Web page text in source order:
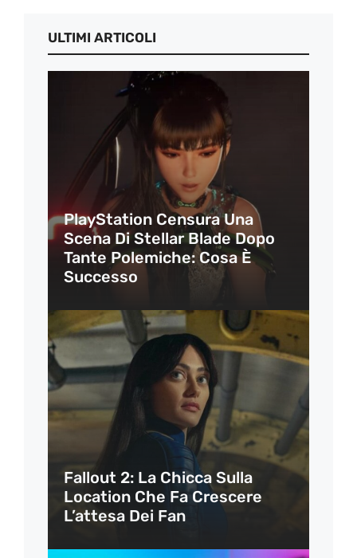
ULTIMI ARTICOLI
PlayStation Censura Una
Scena Di Stellar Blade Dopo
Tante Polemiche: Cosa È
Successo
Fallout 2: La Chicca Sulla
Location Che Fa Crescere
L’attesa Dei Fan